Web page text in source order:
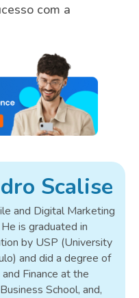
com a
Scalise
and Digital Marketing
is graduated in
by USP (University
and did a degree of
Finance at the
School, and,